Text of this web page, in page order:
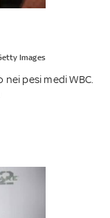
Images
pesi medi WBC.